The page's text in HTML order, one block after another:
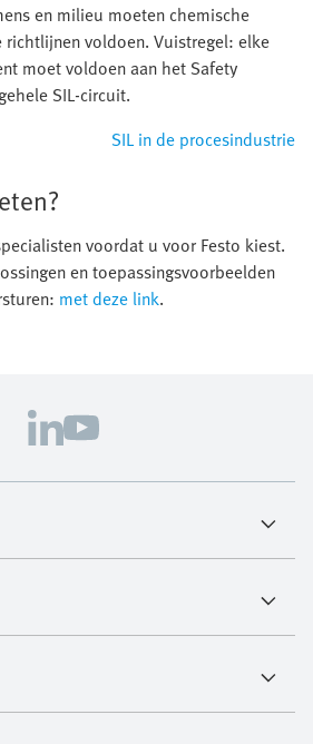
en milieu moeten chemische
richtlijnen voldoen. Vuistregel: elke
moet voldoen aan het Safety
SIL-circuit.
SIL in de procesindustrie
voordat u voor Festo kiest.
en toepassingsvoorbeelden
met deze link.